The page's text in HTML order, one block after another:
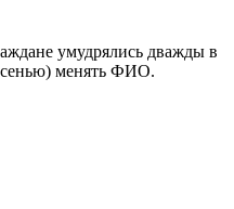
умудрялись дважды в
менять ФИО.